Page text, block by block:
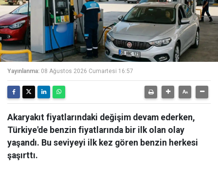
Yayınlanma: 08 Ağustos 2026 Cumartesi 16:57
Akaryakıt fiyatlarındaki değişim devam ederken,
Türkiye'de benzin fiyatlarında bir ilk olan olay
yaşandı. Bu seviyeyi ilk kez gören benzin herkesi
şaşırttı.